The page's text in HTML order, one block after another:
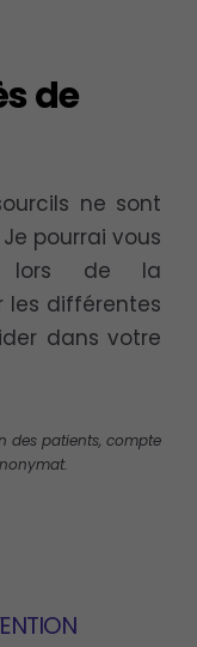
de
ne sont
pourrai vous
lors de la
les différentes
dans votre
des patients, compte